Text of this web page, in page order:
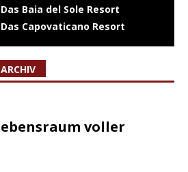
Baia del Sole Resort
Capovaticano Resort
voller